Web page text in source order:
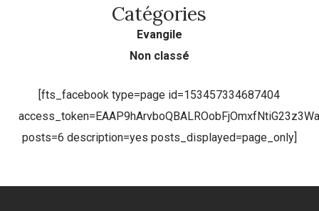
Catégories
Evangile
Non classé
[fts_facebook type=page id=153457334687404
posts=6 description=yes posts_displayed=page_only]